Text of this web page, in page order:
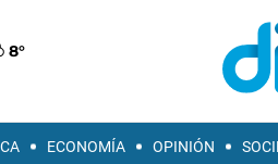
8°
ECONOMÍA OPINIÓN